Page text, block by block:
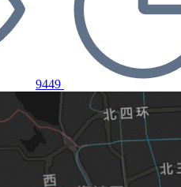
9449